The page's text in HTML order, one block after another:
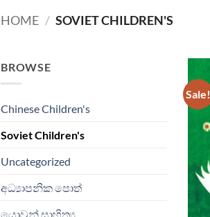
HOME / SOVIET CHILDREN'S
BROWSE
Chinese Children's
Soviet Children's
Uncategorized
අධ්‍යාපනික පොත්
යොවුන් සාහිත්‍ය
Sale!